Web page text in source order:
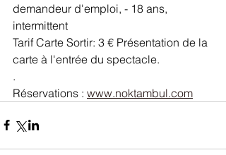
demandeur d'emploi, - 18 ans,
intermittent
Tarif Carte Sortir: 3 € Présentation de la
carte à l'entrée du spectacle.
.
Réservations : www.noktambul.com